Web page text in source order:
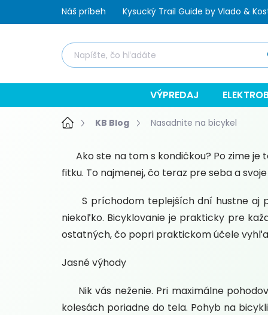
obsah
Náš príbeh Kysucký Trail Guide by Vlado &
VÝPREDAJ
DomovKB Blog Nasadnite na bicykel
Ako ste na tom s kondičkou? Po zime je
fitku. To najmenej, čo teraz pre seba a
S príchodom teplejších dní hustne aj
niekoľko. Bicyklovanie je prakticky pre
ostatných, čo popri praktickom účele
Jasné výhody
Nik vás neženie. Pri maximálne
kolesách poriadne do tela. Pohyb na